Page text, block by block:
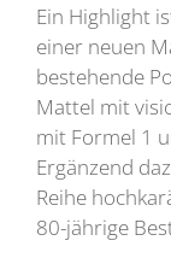
Ein Highlight
einer neuen
bestehende
Mattel mit
mit Formel 1
Ergänzend
Reihe
80-jährige